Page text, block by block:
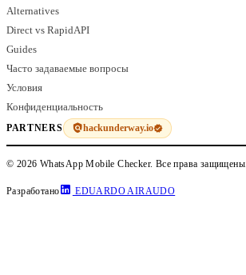
Alternatives
Direct vs RapidAPI
Guides
Часто задаваемые вопросы
Условия
Конфиденциальность
PARTNERS hackunderway.io
© 2026 WhatsApp Mobile Checker. Все права защищены.
Разработано EDUARDO AIRAUDO